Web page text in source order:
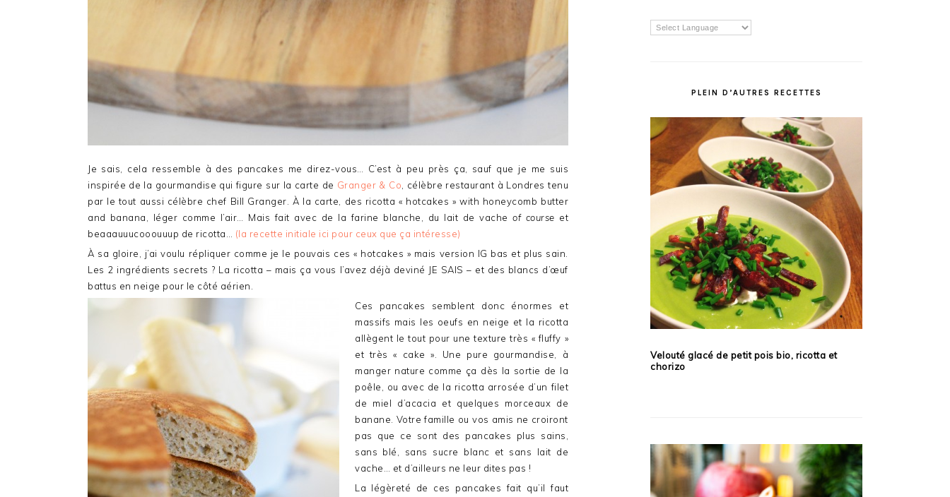
Je sais, cela ressemble à des pancakes me direz-vous… C’est à peu près ça, sauf que je me suis
inspirée de la gourmandise qui figure sur la carte de Granger & Co , célèbre restaurant à Londres tenu
par le tout aussi célèbre chef Bill Granger. À la carte, des ricotta « hotcakes » with honeycomb butter
and banana, léger comme l’air… Mais fait avec de la farine blanche, du lait de vacheof course et
beaaauuucooouuup de ricotta… (la recette initiale ici pour ceux que ça intéresse)
À sa gloire, j’ai voulu répliquer comme je le pouvais ces « hotcakes » mais version IG bas et plus sain.
Les 2 ingrédients secrets ? La ricotta – mais ça vous l’avez déjà deviné JE SAIS – et des blancs d’œuf
battus en neige pour le côté aérien.
Ces pancakes semblent donc énormes et
massifs mais les oeufs en neige et la ricotta
allègent le tout pour une texture très « fluffy »
et très « cake ». Une pure gourmandise, à
manger nature comme ça dès la sortie de la
poêle, ou avec de la ricotta arrosée d’un filet
de miel d’acacia et quelques morceaux de
banane. Votre famille ou vos amis ne croiront
pas que ce sont des pancakes plus sains,
sans blé, sans sucre blanc et sans lait de
vache… et d’ailleurs ne leur dites pas !
La légèreté de ces pancakes fait qu’il faut
PLEIN D’AUTRES RECETTES
Velouté glacé de petit pois bio, ricotta et
chorizo